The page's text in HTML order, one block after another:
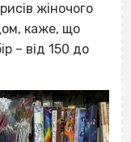
жіночого
каже, що
– від 150 до